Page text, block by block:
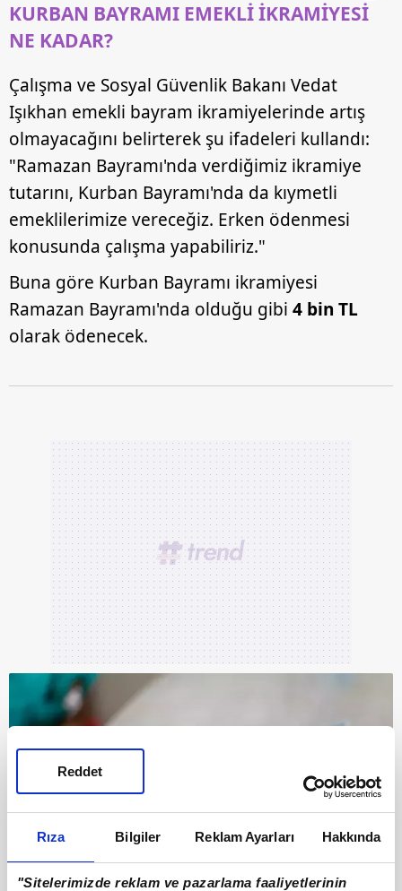
Rıza Bilgiler Reklam Ayarları Hakkında
"Sitelerimizde reklam ve pazarlama faaliyetlerinin
Reddet
KURBAN BAYRAMI EMEKLİ İKRAMİYESİ
NE KADAR?
Çalışma ve Sosyal Güvenlik Bakanı Vedat
Işıkhan emekli bayram ikramiyelerinde artış
olmayacağını belirterek şu ifadeleri kullandı:
"Ramazan Bayramı'nda verdiğimiz ikramiye
tutarını, Kurban Bayramı'nda da kıymetli
emeklilerimize vereceğiz. Erken ödenmesi
konusunda çalışma yapabiliriz."
Buna göre Kurban Bayramı ikramiyesi
Ramazan Bayramı'nda olduğu gibi 4 bin TL
olarak ödenecek.